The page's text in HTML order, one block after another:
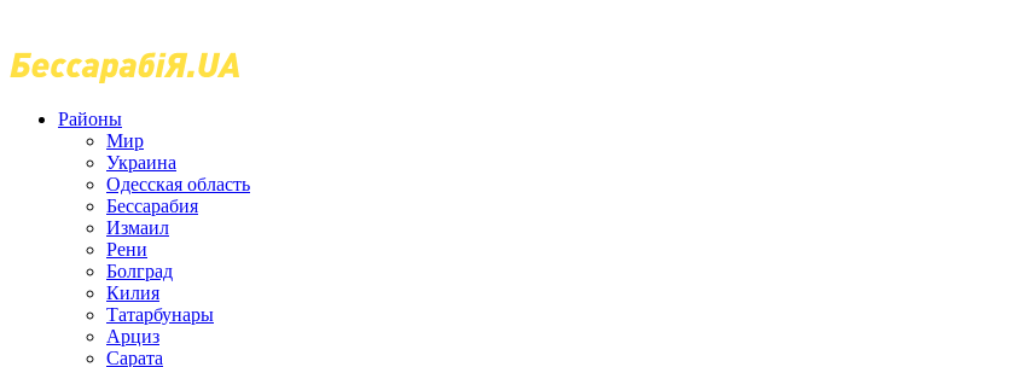
Районы
Мир
Украина
Одесская область
Бессарабия
Измаил
Рени
Болград
Килия
Татарбунары
Арциз
Сарата